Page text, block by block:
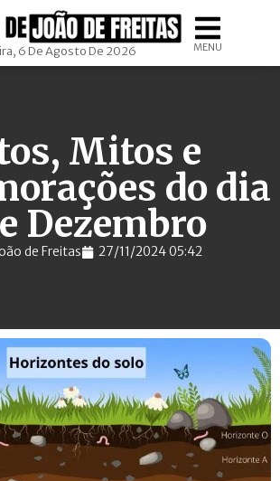
6 De Agosto De 2026 MENU
Mitos e
do dia
Dezembro
de Freitas 27/11/2024 05:42